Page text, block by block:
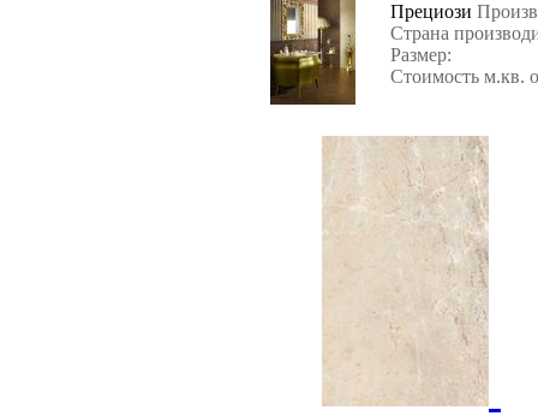
Прециози
Страна
Размер:
Стоимость м.кв.